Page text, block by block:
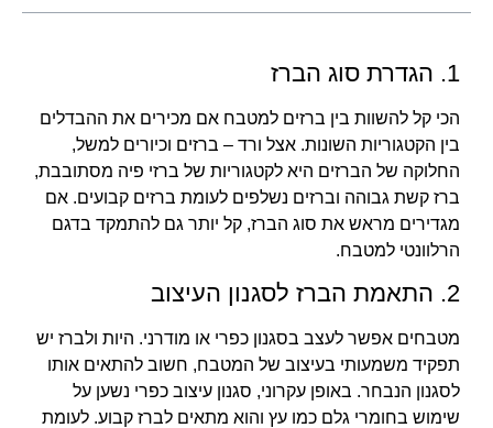
1. הגדרת סוג הברז
הכי קל להשוות בין ברזים למטבח אם מכירים את ההבדלים
בין הקטגוריות השונות. אצל ורד – ברזים וכיורים למשל,
החלוקה של הברזים היא לקטגוריות של ברזי פיה מסתובבת,
ברז קשת גבוהה וברזים נשלפים לעומת ברזים קבועים. אם
מגדירים מראש את סוג הברז, קל יותר גם להתמקד בדגם
הרלוונטי למטבח.
2. התאמת הברז לסגנון העיצוב
מטבחים אפשר לעצב בסגנון כפרי או מודרני. היות ולברז יש
תפקיד משמעותי בעיצוב של המטבח, חשוב להתאים אותו
לסגנון הנבחר. באופן עקרוני, סגנון עיצוב כפרי נשען על
שימוש בחומרי גלם כמו עץ והוא מתאים לברז קבוע. לעומת